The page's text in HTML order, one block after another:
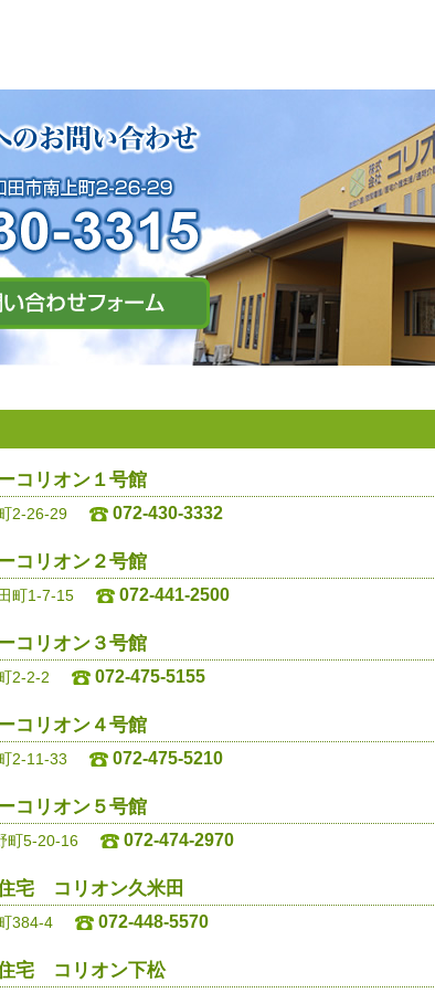
コリオン１号館
2-26-29 072-430-3332
コリオン２号館
町1-7-15 072-441-2500
コリオン３号館
2-2-2 072-475-5155
コリオン４号館
2-11-33 072-475-5210
コリオン５号館
町5-20-16 072-474-2970
宅 コリオン久米田
384-4 072-448-5570
宅 コリオン下松